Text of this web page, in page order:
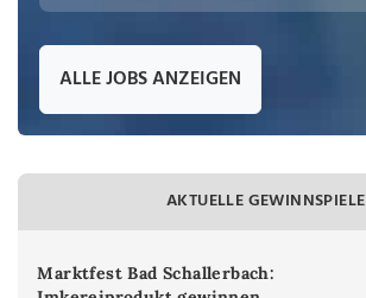
ALLE JOBS ANZEIGEN
AKTUELLE GEWINNSPIELE
Marktfest Bad Schallerbach: